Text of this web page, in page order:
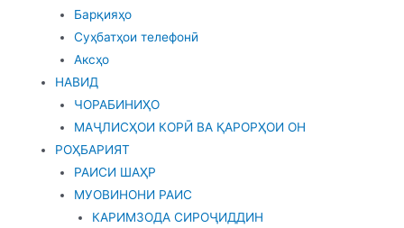
Барқияҳо
Суҳбатҳои телефонӣ
Аксҳо
НАВИД
ЧОРАБИНИҲО
МАҶЛИСҲОИ КОРӢ ВА ҚАРОРҲОИ ОН
РОҲБАРИЯТ
РАИСИ ШАҲР
МУОВИНОНИ РАИС
КАРИМЗОДА СИРОҶИДДИН